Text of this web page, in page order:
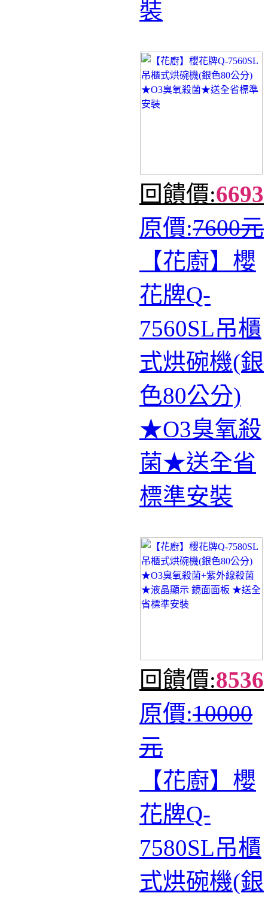
裝
回饋價:6693
原價:7600元
【花廚】櫻
花牌Q-
7560SL吊櫃
式烘碗機(銀
色80公分)
★O3臭氧殺
菌★送全省
標準安裝
回饋價:8536
原價:10000
元
【花廚】櫻
花牌Q-
7580SL吊櫃
式烘碗機(銀